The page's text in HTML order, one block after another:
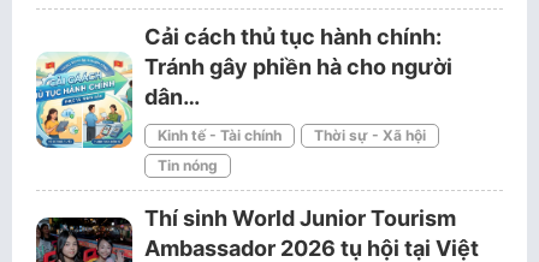
Cải cách thủ tục hành chính:
Tránh gây phiền hà cho người
dân…
Kinh tế - Tài chính
Thời sự - Xã hội
Tin nóng
Thí sinh World Junior Tourism
Ambassador 2026 tụ hội tại Việt